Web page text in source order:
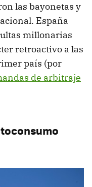
las bayonetas y
España
millonarias
retroactivo a las
país (por
de arbitraje